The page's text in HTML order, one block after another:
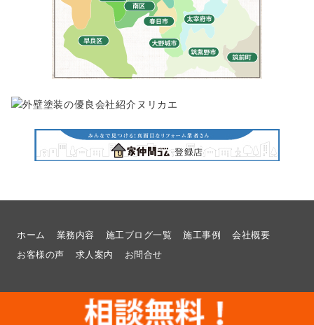
ホーム 業務内容 施工ブログ一覧 施工事例
会社概要
お客様の声
求人案内 お問合せ
福岡県福岡市でリフォームのことなら想いを形に工房へ |